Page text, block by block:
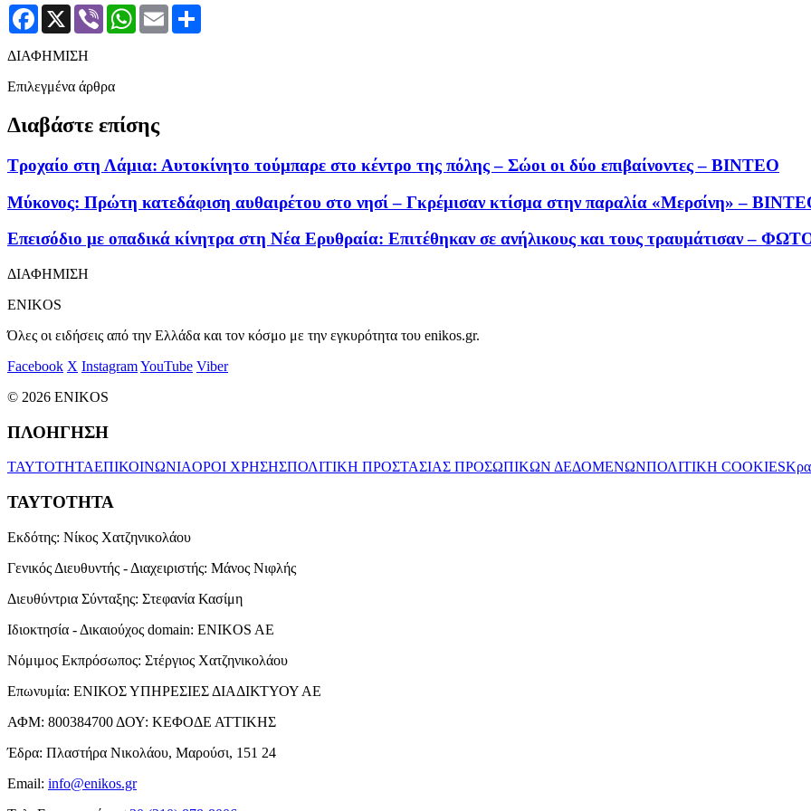
Facebook
X Viber WhatsApp
Email
ΔΙΑΦΗΜΙΣΗ
Επιλεγμένα άρθρα
Διαβάστε επίσης
Τροχαίο στη Λάμια: Αυτοκίνητο τούμπαρε στο κέντρο της πόλης – Σώοι οι δύο επιβαίνοντες – ΒΙΝΤΕΟ
Μύκονος: Πρώτη κατεδάφιση αυθαιρέτου στο νησί – Γκρέμισαν κτίσμα στην παραλία «Μερσίνη» –
Επεισόδιο με οπαδικά κίνητρα στη Νέα Ερυθραία: Επιτέθηκαν σε ανήλικους και τους τραυμάτισαν –
ΔΙΑΦΗΜΙΣΗ
ENIKOS
Όλες οι ειδήσεις από την Ελλάδα και τον κόσμο με την εγκυρότητα του enikos.gr.
Facebook X InstagramYouTube Viber
© 2026 ENIKOS
ΠΛΟΗΓΗΣΗ
ΤΑΥΤΟΤΗΤΑΕΠΙΚΟΙΝΩΝΙΑΟΡΟΙ ΧΡΗΣΗΣΠΟΛΙΤΙΚΗ ΠΡΟΣΤΑΣΙΑΣ ΠΡΟΣΩΠΙΚΩΝ ΔΕΔΟΜΕΝΩΝΠΟΛΙΤΙΚΗ COOKIES
ΤΑΥΤΟΤΗΤΑ
Εκδότης: Νίκος Χατζηνικολάου
Γενικός Διευθυντής - Διαχειριστής: Μάνος Νιφλής
Διευθύντρια Σύνταξης: Στεφανία Κασίμη
Ιδιοκτησία - Δικαιούχος domain: ENIKOS AE
Νόμιμος Εκπρόσωπος: Στέργιος Χατζηνικολάου
Επωνυμία: ΕΝΙΚΟΣ ΥΠΗΡΕΣΙΕΣ ΔΙΑΔΙΚΤΥΟΥ ΑΕ
ΑΦΜ: 800384700 ΔΟΥ: ΚΕΦΟΔΕ ΑΤΤΙΚΗΣ
Έδρα: Πλαστήρα Νικολάου, Μαρούσι, 151 24
Email: info@enikos.gr